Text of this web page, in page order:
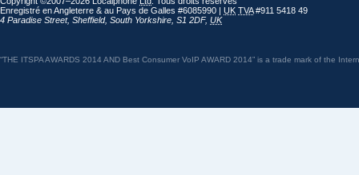
Enregistré en Angleterre & au Pays de Galles #6085990 | UK TVA#911 5418 49
4 Paradise Street, Sheffield, South Yorkshire S1 2DF, UK
“THE ITSPA AWARDS 2014 AND Best Consumer VoIP AWARD 2014” is a trade mark of the